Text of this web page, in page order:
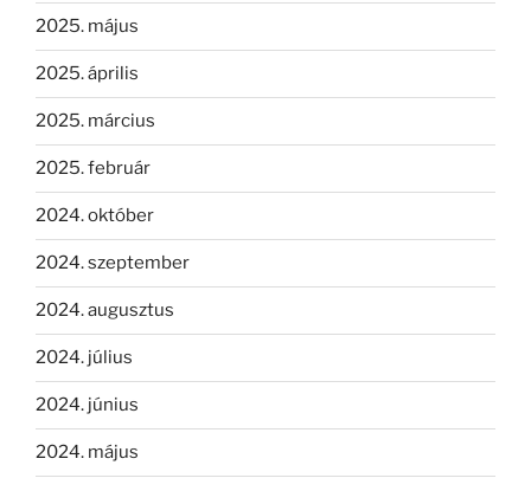
2025. május
2025. április
2025. március
2025. február
2024. október
2024. szeptember
2024. augusztus
2024. július
2024. június
2024. május